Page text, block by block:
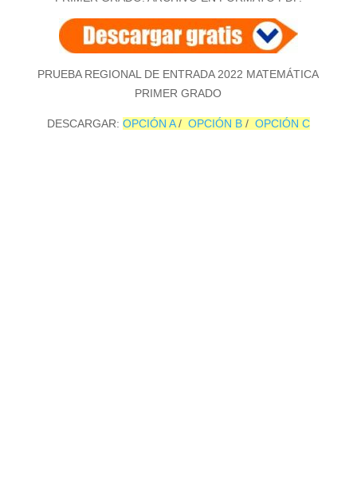
PRUEBA REGIONAL DE ENTRADA 2022 MATEMÁTICA
PRIMER GRADO
DESCARGAR: OPCIÓN A/ OPCIÓN B/ OPCIÓN C